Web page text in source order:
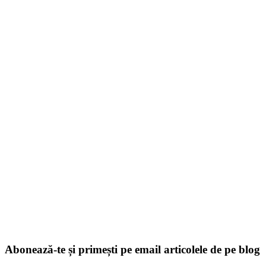
Abonează-te și primești pe email articolele de pe blog